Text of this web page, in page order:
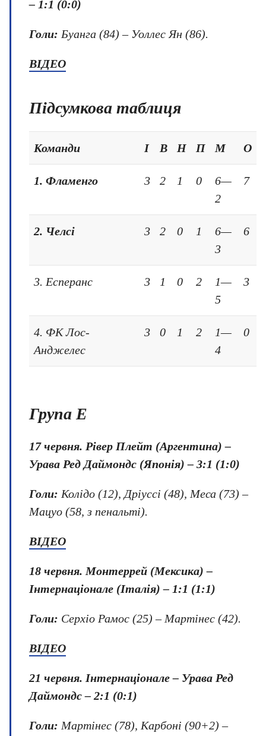
– 1:1 (0:0)
Голи: Буанга (84) – Уоллес Ян (86).
ВІДЕО
Підсумкова таблиця
Команди І В Н П М О
1. Фламенго 3 2 1 0
6—
2
7
2. Челсі 3 2 0 1
6—
3
6
3. Есперанс 3 1 0 2
1—
5
3
4. ФК Лос-
Анджелес
3 0 1 2
1—
4
0
Група E
17 червня. Рівер Плейт (Аргентина) –
Урава Ред Даймондс (Японія) – 3:1 (1:0)
Голи: Колідо (12), Дріуссі (48), Меса (73) –
Мацуо (58, з пенальті).
ВІДЕО
18 червня. Монтеррей (Мексика) –
Інтернаціонале (Італія) – 1:1 (1:1)
Голи: Серхіо Рамос (25) – Мартінес (42).
ВІДЕО
21 червня. Інтернаціонале – Урава Ред
Даймондс – 2:1 (0:1)
Голи: Мартінес (78), Карбоні (90+2) –